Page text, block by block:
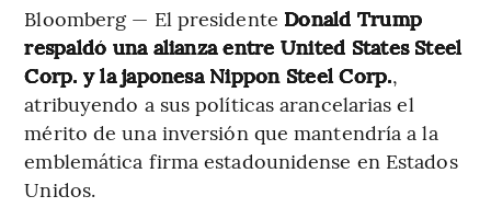
Bloomberg — El presidente Donald Trump
respaldó una alianza entre United States Steel
Corp. y la japonesa Nippon Steel Corp.,
atribuyendo a sus políticas arancelarias el
mérito de una inversión que mantendría a la
emblemática firma estadounidense en Estados
Unidos.